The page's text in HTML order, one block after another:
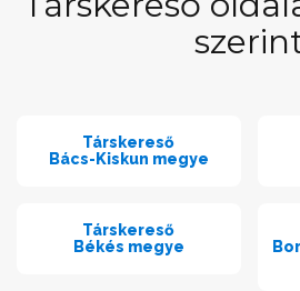
Társkereső
Bács-Kiskun megye
Társkereső
Békés megye